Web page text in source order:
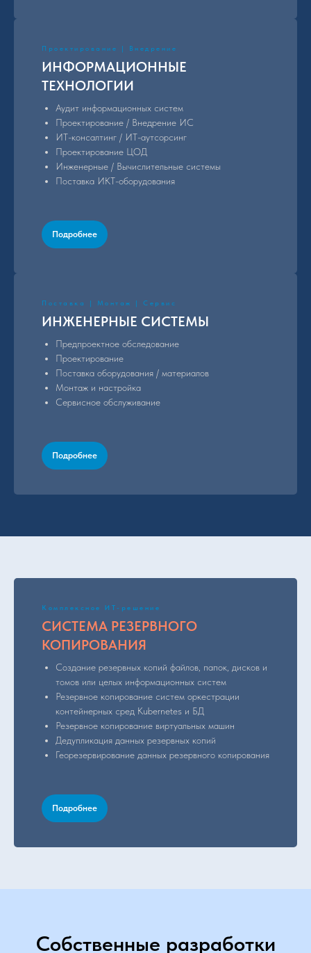
Проектирование | Внедрение
ИНФОРМАЦИОННЫЕ
ТЕХНОЛОГИИ
Аудит информационных систем
Проектирование / Внедрение ИС
ИТ-консалтинг / ИТ-аутсорсинг
Проектирование ЦОД
Инженерные / Вычислительные системы
Поставка ИКТ-оборудования
Подробнее
Поставка | Монтаж | Сервис
ИНЖЕНЕРНЫЕ СИСТЕМЫ
Предпроектное обследование
Проектирование
Поставка оборудования / материалов
Монтаж и настройка
Сервисное обслуживание
Подробнее
Комплексное ИТ-решение
СИСТЕМА РЕЗЕРВНОГО
КОПИРОВАНИЯ
Создание резервных копий файлов, папок, дисков и
томов или целых информационных систем
Резервное копирование систем оркестрации
контейнерных сред Kubernetes и БД
Резервное копирование виртуальных машин
Дедупликация данных резервных копий
Георезервирование данных резервного копирования
Подробнее
Собственные разработки